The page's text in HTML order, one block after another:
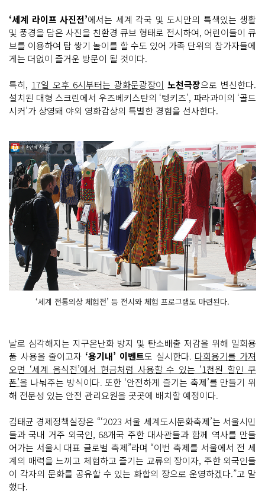
‘세계 라이프 사진전’에서는 세계 각국 및 도시만의 특색있는 생활
및 풍경을 담은 사진을 친환경 큐브 형태로 전시하여, 어린이들이 큐
브를 이용하여 탑 쌓기 놀이를 할 수도 있어 가족 단위의 참가자들에
게는 더없이 즐거운 방문이 될 것이다.
특히, 17일 오후 6시부터는 광화문광장이 노천극장으로 변신한다.
설치된 대형 스크린에서 우즈베키스탄의 ‘텡키즈’, 파라과이의 ‘골드
시커’가 상영돼 야외 영화감상의 특별한 경험을 선사한다.
‘세계 전통의상 체험전’ 등 전시와 체험 프로그램도 마련된다.
날로 심각해지는 지구온난화 방지 및 탄소배출 저감을 위해 일회용
품 사용을 줄이고자 ‘용기내’ 이벤트도 실시한다. 다회용기를 가져
오면 ‘세계 음식전’에서 현금처럼 사용할 수 있는 ‘1천원 할인 쿠
폰’을 나눠주는 방식이다. 또한 ‘안전하게 즐기는 축제’를 만들기 위
해 전문성 있는 안전 관리요원을 곳곳에 배치할 예정이다.
김태균 경제정책실장은 “‘2023 서울 세계도시문화축제’는 서울시민
들과 국내 거주 외국인, 68개국 주한 대사관들과 함께 역사를 만들
어가는 서울시 대표 글로벌 축제”라며 “이번 축제를 서울에서 전 세
계의 매력을 느끼고 체험하고 즐기는 교류의 장이자, 주한 외국인들
이 각자의 문화를 공유할 수 있는 화합의 장으로 운영하겠다.”고 말
했다.